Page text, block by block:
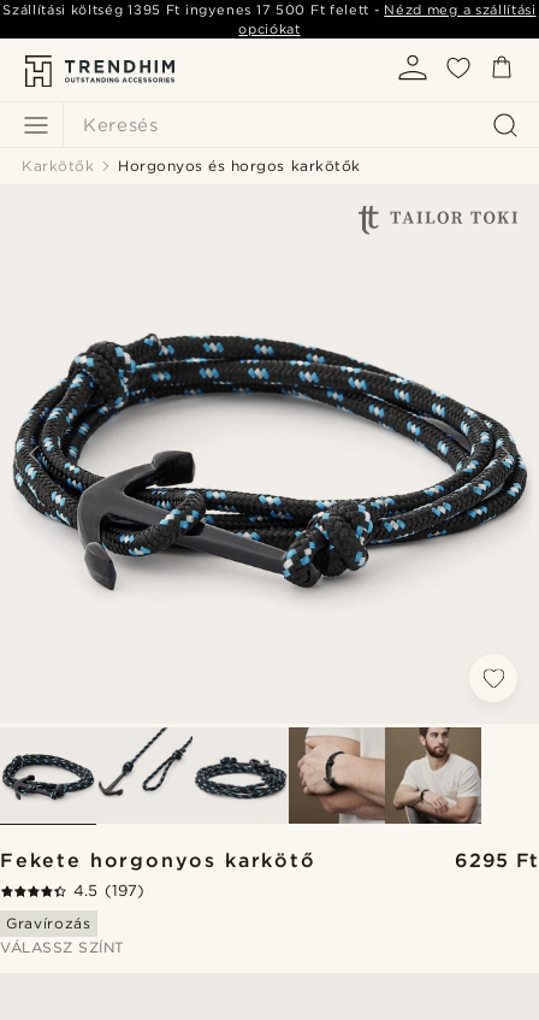
Keresés
Szállítási költség1395 Ft ingyenes 17 500 Ft felett - Nézd meg a szállítási
opciókat
Karkötők Horgonyos és horgos karkötők
Fekete horgonyos karkötő 6295 Ft
4.5 (197)
Gravírozás
VÁLASSZ SZÍNT